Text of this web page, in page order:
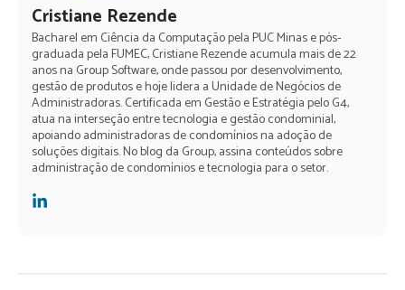
Cristiane Rezende
Bacharel em Ciência da Computação pela PUC Minas e pós-
graduada pela FUMEC, Cristiane Rezende acumula mais de 22
anos na Group Software, onde passou por desenvolvimento,
gestão de produtos e hoje lidera a Unidade de Negócios de
Administradoras. Certificada em Gestão e Estratégia pelo G4,
atua na interseção entre tecnologia e gestão condominial,
apoiando administradoras de condomínios na adoção de
soluções digitais. No blog da Group, assina conteúdos sobre
administração de condomínios e tecnologia para o setor.